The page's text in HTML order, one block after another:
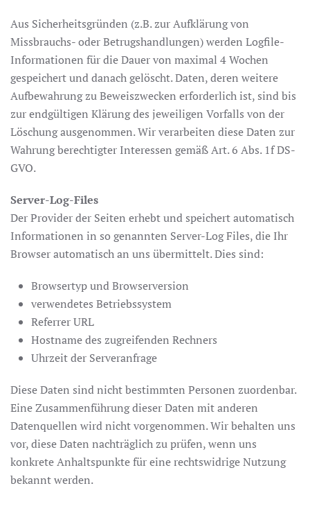
Aus Sicherheitsgründen (z.B. zur Aufklärung von
Missbrauchs- oder Betrugshandlungen) werden Logfile-
Informationen für die Dauer von maximal 4 Wochen
gespeichert und danach gelöscht. Daten, deren weitere
Aufbewahrung zu Beweiszwecken erforderlich ist, sind bis
zur endgültigen Klärung des jeweiligen Vorfalls von der
Löschung ausgenommen. Wir verarbeiten diese Daten zur
Wahrung berechtigter Interessen gemäß Art. 6 Abs. 1f DS-
GVO.
Server-Log-Files
Der Provider der Seiten erhebt und speichert automatisch
Informationen in so genannten Server-Log Files, die Ihr
Browser automatisch an uns übermittelt. Dies sind:
Browsertyp und Browserversion
verwendetes Betriebssystem
Referrer URL
Hostname des zugreifenden Rechners
Uhrzeit der Serveranfrage
Diese Daten sind nicht bestimmten Personen zuordenbar.
Eine Zusammenführung dieser Daten mit anderen
Datenquellen wird nicht vorgenommen. Wir behalten uns
vor, diese Daten nachträglich zu prüfen, wenn uns
konkrete Anhaltspunkte für eine rechtswidrige Nutzung
bekannt werden.